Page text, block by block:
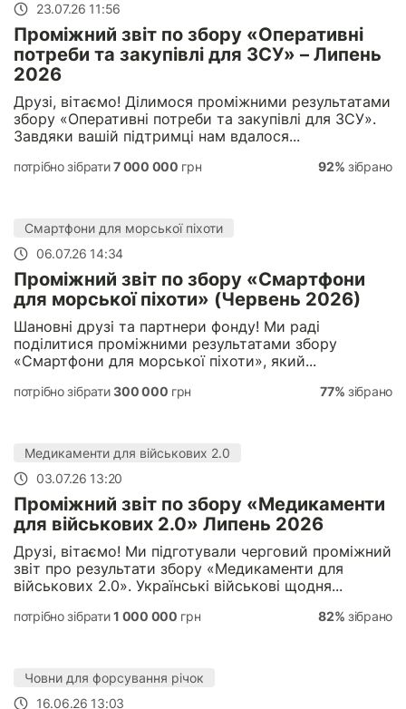
23.07.26 11:56
Проміжний звіт по збору «Оперативні
потреби та закупівлі для ЗСУ» – Липень
2026
Друзі, вітаємо! Ділимося проміжними результатами
збору «Оперативні потреби та закупівлі для ЗСУ».
Завдяки вашій підтримці нам вдалося...
потрібно зібрати7 000 000 грн 92% зібрано
Смартфони для морської піхоти
06.07.26 14:34
Проміжний звіт по збору «Смартфони
для морської піхоти» (Червень 2026)
Шановні друзі та партнери фонду! Ми раді
поділитися проміжними результатами збору
«Смартфони для морської піхоти», який...
потрібно зібрати300 000 грн 77% зібрано
Медикаменти для військових 2.0
03.07.26 13:20
Проміжний звіт по збору «Медикаменти
для військових 2.0» Липень 2026
Друзі, вітаємо! Ми підготували черговий проміжний
звіт про результати збору «Медикаменти для
військових 2.0». Українські військові щодня...
потрібно зібрати1 000 000 грн 82% зібрано
Човни для форсування річок
16.06.26 13:03